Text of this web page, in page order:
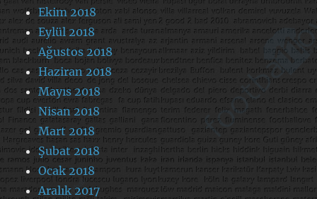
Ekim 2018
Eylül 2018
Ağustos 2018
Haziran 2018
Mayıs 2018
Nisan 2018
Mart 2018
Şubat 2018
Ocak 2018
Aralık 2017